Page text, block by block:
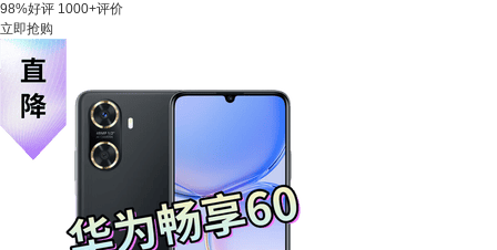
98%好评 1000+评价
立即抢购